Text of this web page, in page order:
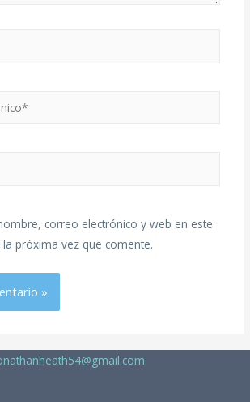
correo electrónico y web en este
próxima vez que comente.